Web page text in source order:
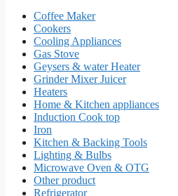
Coffee Maker
Cookers
Cooling Appliances
Gas Stove
Geysers & water Heater
Grinder Mixer Juicer
Heaters
Home & Kitchen appliances
Induction Cook top
Iron
Kitchen & Backing Tools
Lighting & Bulbs
Microwave Oven & OTG
Other product
Refrigerator